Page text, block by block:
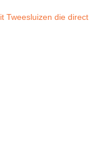
Tweesluizen die direct